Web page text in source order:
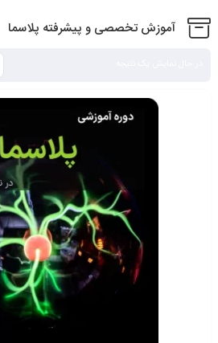
آموزش تخصصی و پیشرفته پلاسما